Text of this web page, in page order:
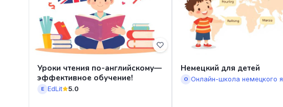
Уроки чтения по-английскому—
эффективное обучение!
E EdLit 5.0
Немецкий для детей
О